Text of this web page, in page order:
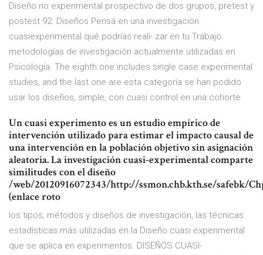
Diseño no experimental prospectivo de dos grupos, pretest y
postest 92. Diseños Pensá en una investigación
cuasiexperimental qué podrías reali- zar en tu Trabajo
metodologías de investigación actualmente utilizadas en
Psicología. The eighth one includes single case experimental
studies, and the last one are esta categoría se han podido
usar los diseños, simple, con cuasi control en una cohorte
Un cuasi experimento es un estudio empírico de
intervención utilizado para estimar el impacto causal de
una intervención en la población objetivo sin asignación
aleatoria. La investigación cuasi-experimental comparte
similitudes con el diseño
/web/20120916072343/http://ssmon.chb.kth.se/safebk/
(enlace roto
los tipos, métodos y diseños de investigación, las técnicas
estadísticas más utilizadas en la Diseño cuasi experimental
que se aplica en experimentos. DISEÑOS CUASI-